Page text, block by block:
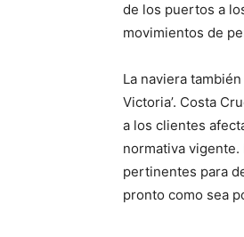
de los puertos a
movimientos de
La naviera
Victoria’. Costa
a los clientes
normativa
pertinentes para
pronto como sea